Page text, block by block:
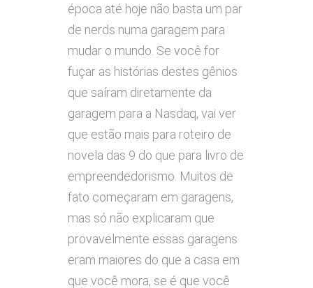
época até hoje não basta um par
de nerds numa garagem para
mudar o mundo. Se você for
fuçar as histórias destes gênios
que saíram diretamente da
garagem para a Nasdaq, vai ver
que estão mais para roteiro de
novela das 9 do que para livro de
empreendedorismo. Muitos de
fato começaram em garagens,
mas só não explicaram que
provavelmente essas garagens
eram maiores do que a casa em
que você mora, se é que você